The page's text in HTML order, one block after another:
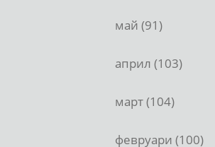
май (91)
април (103)
март (104)
февруари (100)